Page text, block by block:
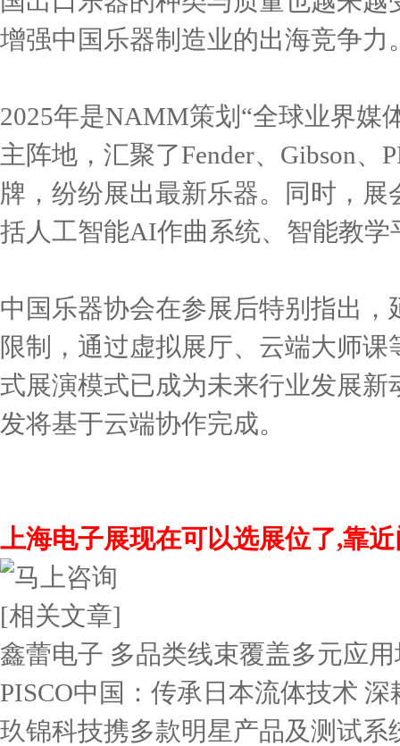
增强中国乐器制造业的出海竞争力
2025年是NAMM策划“全球业界媒
主阵地，汇聚了Fender、Gibson、
牌，纷纷展出最新乐器。同时，
括人工智能AI作曲系统、智能教
中国乐器协会在参展后特别指出
限制，通过虚拟展厅、云端大师
式展演模式已成为未来行业发展新
发将基于云端协作完成。
上海电子展现在可以选展位了,靠
[相关文章]
鑫蕾电子 多品类线束覆盖多元应
PISCO中国：传承日本流体技术 深
玖锦科技携多款明星产品及测试系